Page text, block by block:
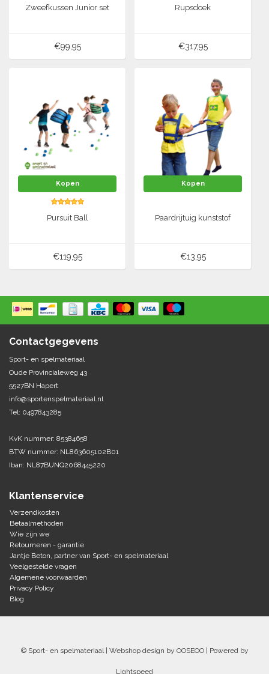
Zweefkussen Junior set
€99,95
Rupsdoek
€317,95
Kopen
Pursuit Ball
€119,95
Kopen
Paardrijtuig kunststof
€13,95
Contactgegevens
Sport- en spelmateriaal
Oude Provincialeweg 43
5527BN Hapert
info@sportenspelmateriaal.nl
Tel: 0497843285
KvK nummer: 85384658
BTW nummer: NL863605102B01
Iban: NL87BUNQ2068445220
Klantenservice
Verzendkosten
Betaalmethoden
Wie zijn we
Retourneren - garantie
Jantje Beton, partner van Sport- en spelmateriaal
Veelgestelde vragen
Algemene voorwaarden
Privacy Policy
Blog
© Sport- en spelmateriaal | Webshop design by OOSEOO| Powered by
Lightspeed